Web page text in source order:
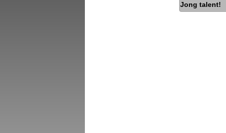
Jong talent!